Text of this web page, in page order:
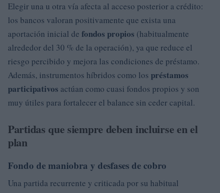
Elegir una u otra vía afecta al acceso posterior a crédito:
los bancos valoran positivamente que exista una
aportación inicial de fondos propios (habitualmente
alrededor del 30 % de la operación), ya que reduce el
riesgo percibido y mejora las condiciones de préstamo.
Además, instrumentos híbridos como los préstamos
participativos actúan como cuasi fondos propios y son
muy útiles para fortalecer el balance sin ceder capital.
Partidas que siempre deben incluirse en el
plan
Fondo de maniobra y desfases de cobro
Una partida recurrente y criticada por su habitual